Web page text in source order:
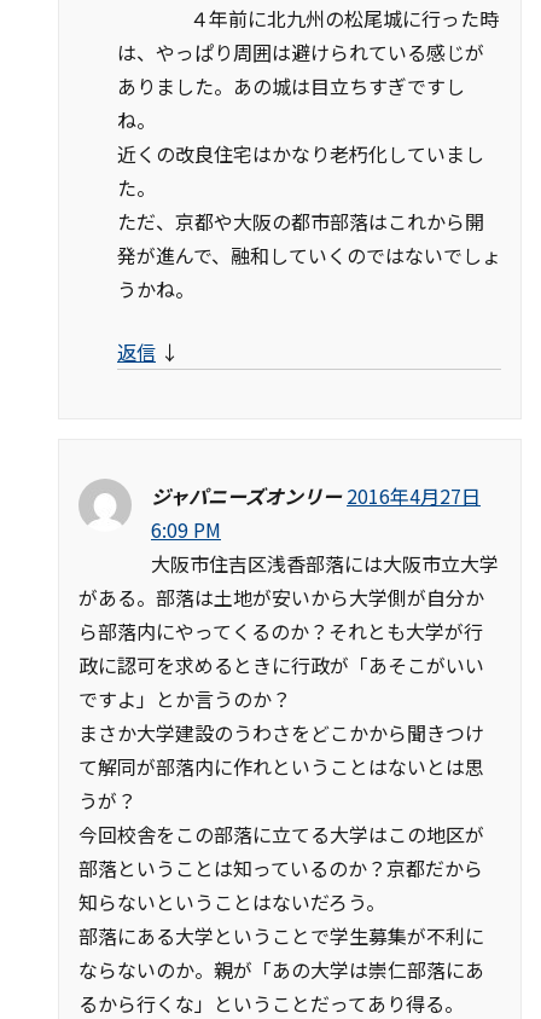
４年前に北九州の松尾城に行った時
は、やっぱり周囲は避けられている感じが
ありました。あの城は目立ちすぎですし
ね。
近くの改良住宅はかなり老朽化していまし
た。
ただ、京都や大阪の都市部落はこれから開
発が進んで、融和していくのではないでしょ
うかね。
返信 ↓
ジャパニーズオンリー 2016年4月27日
6:09 PM
大阪市住吉区浅香部落には大阪市立大学
がある。部落は土地が安いから大学側が自分か
ら部落内にやってくるのか？それとも大学が行
政に認可を求めるときに行政が「あそこがいい
ですよ」とか言うのか？
まさか大学建設のうわさをどこかから聞きつけ
て解同が部落内に作れということはないとは思
うが？
今回校舎をこの部落に立てる大学はこの地区が
部落ということは知っているのか？京都だから
知らないということはないだろう。
部落にある大学ということで学生募集が不利に
ならないのか。親が「あの大学は崇仁部落にあ
るから行くな」ということだってあり得る。